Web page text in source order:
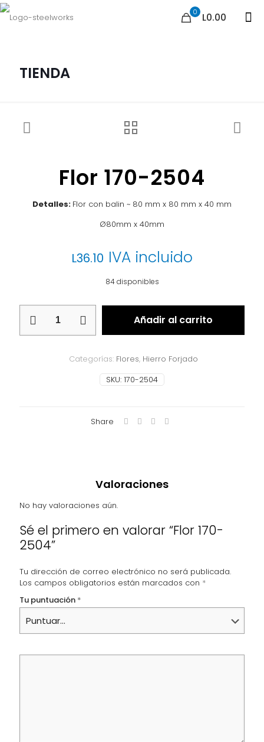
0 L0.00
TIENDA
Flor 170-2504
Detalles: Flor con balin ~ 80 mm x 80 mm x 40 mm
Ø80mm x 40mm
L36.10 IVA incluido
84 disponibles
170-
2504
Añadir al carrito
SKU: 170-2504
Categorías: Flores, Hierro Forjado
Share
Valoraciones
No hay valoraciones aún.
Sé el primero en valorar “Flor 170-
2504”
Tu dirección de correo electrónico no será publicada.
Los campos obligatorios están marcados con *
Tu puntuación *